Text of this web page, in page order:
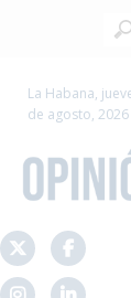
La Habana,
de agosto, 2026